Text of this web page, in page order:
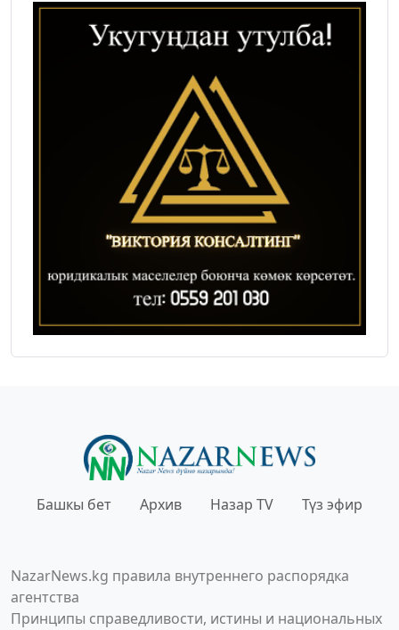
Башкы бет Архив Назар TV Түз эфир
NazarNews.kg правила внутреннего распорядка
агентства
Принципы справедливости, истины и национальных